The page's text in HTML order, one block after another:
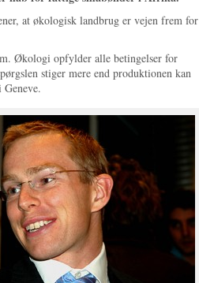
at økologisk landbrug er vejen frem for
Økologi opfylder alle betingelser for
stiger mere end produktionen kan